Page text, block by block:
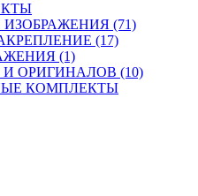
(71)
(17)
(1)
ОРИГИНАЛОВ (10)
КОМПЛЕКТЫ